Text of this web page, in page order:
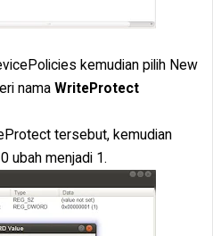
kemudian pilih New
nama WriteProtect
tersebut, kemudian
ubah menjadi 1.